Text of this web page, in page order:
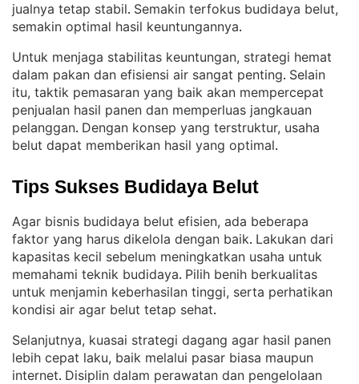
jualnya tetap stabil. Semakin terfokus budidaya belut,
semakin optimal hasil keuntungannya.
Untuk menjaga stabilitas keuntungan, strategi hemat
dalam pakan dan efisiensi air sangat penting. Selain
itu, taktik pemasaran yang baik akan mempercepat
penjualan hasil panen dan memperluas jangkauan
pelanggan. Dengan konsep yang terstruktur, usaha
belut dapat memberikan hasil yang optimal.
Tips Sukses Budidaya Belut
Agar bisnis budidaya belut efisien, ada beberapa
faktor yang harus dikelola dengan baik. Lakukan dari
kapasitas kecil sebelum meningkatkan usaha untuk
memahami teknik budidaya. Pilih benih berkualitas
untuk menjamin keberhasilan tinggi, serta perhatikan
kondisi air agar belut tetap sehat.
Selanjutnya, kuasai strategi dagang agar hasil panen
lebih cepat laku, baik melalui pasar biasa maupun
internet. Disiplin dalam perawatan dan pengelolaan